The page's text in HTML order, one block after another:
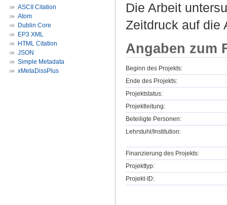
ASCII Citation
Atom
Dublin Core
EP3 XML
HTML Citation
JSON
Simple Metadata
xMetaDissPlus
Die Arbeit
Zeitdruck auf die
Angaben zum
Beginn des Projekts:
Ende des Projekts:
Projektstatus:
Projektleitung:
Beteiligte Personen:
Lehrstuhl/Institution:
Finanzierung des Projekts:
Projekttyp:
Projekt-ID: